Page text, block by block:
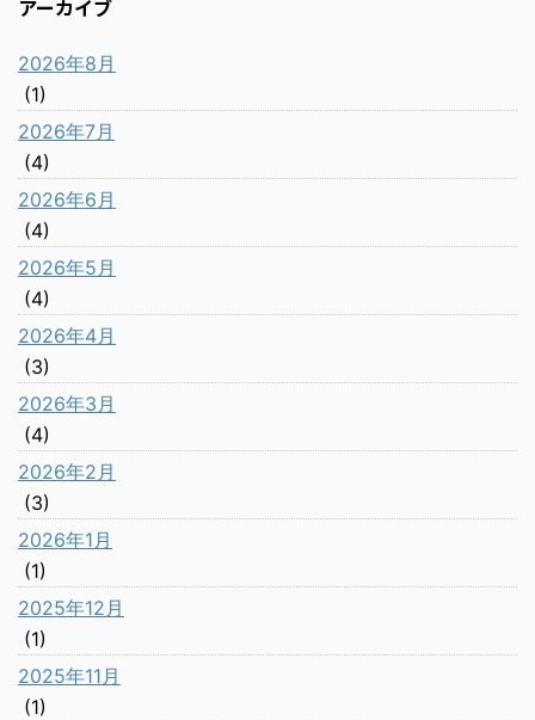
アーカイブ
2026年8月
(1)
2026年7月
(4)
2026年6月
(4)
2026年5月
(4)
2026年4月
(3)
2026年3月
(4)
2026年2月
(3)
2026年1月
(1)
2025年12月
(1)
2025年11月
(1)